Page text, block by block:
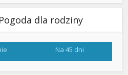
dla rodziny
Na 45 dni